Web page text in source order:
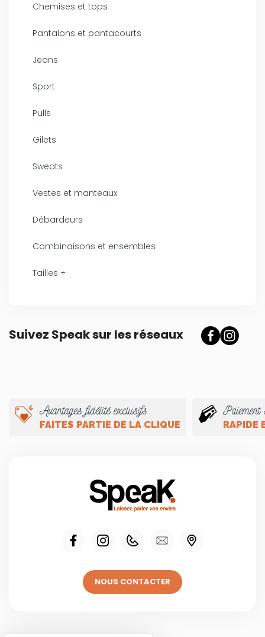
Chemises et tops
Pantalons et pantacourts
Jeans
Sport
Pulls
Gilets
Sweats
Vestes et manteaux
Débardeurs
Combinaisons et ensembles
Tailles +
Suivez Speak sur les réseaux
Avantages fidélité exclusifs
FAITES PARTIE DE LA CLIQUE
Paiement
RAPIDE
NOUS CONTACTER